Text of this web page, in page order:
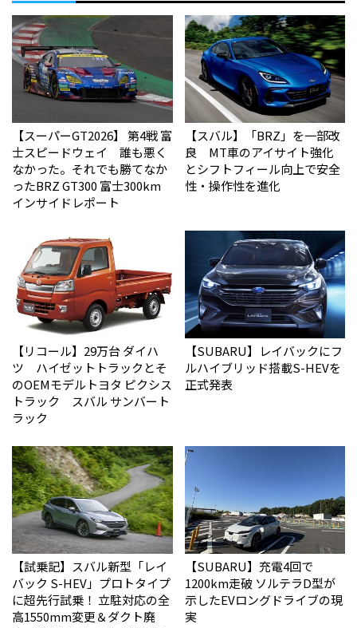
【スーパーGT2026】 第4戦 富
士スピードウェイ 誰も悪く
なかった。それでも勝てなか
った――BRZ GT300 富士300km
インサイドレポート
【スバル】「BRZ」を一部改
良 MT車のアイサイト強化
とシフトフィール向上で安全
性・操作性を進化
【リコール】29万台 ダイハ
ツ ハイゼットトラックとそ
のOEMモデルトヨタ ピクシス
トラック スバル サンバート
ラック
【SUBARU】レイバックにフ
ルハイブリッド搭載S-HEVを
正式発表
【試乗記】スバル新型「レイ
バック S-HEV」プロトタイプ
に超先行試乗！ 立駐対応の全
高1550mm変更＆ダクト廃
【SUBARU】充電4回で
1200km走破 ソルテラD型が
示したEVロングドライブの現
実